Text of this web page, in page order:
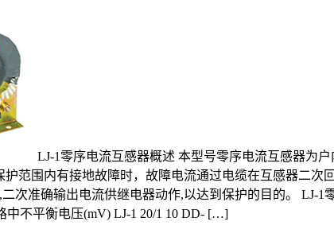
LJ-1零序电流互感器概述 本型号零序电流互感器为
护范围内有接地故障时，故障电流通过电缆在互感器二
次准确输出电流供继电器动作,以达到保护的目的。 LJ-
中不平衡电压(mV) LJ-1 20/1 10 DD- […]